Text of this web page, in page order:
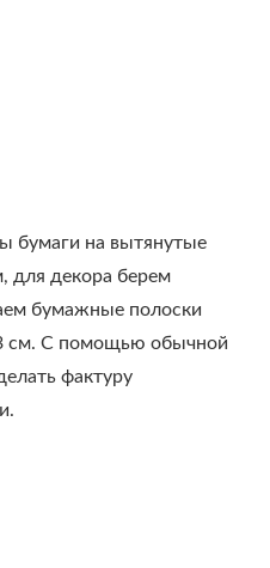
бумаги на вытянутые
для декора берем
бумажные полоски
см. С помощью обычной
фактуру